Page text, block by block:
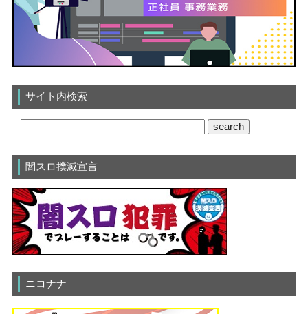
サイト内検索
闇スロ撲滅宣言
ニコナナ